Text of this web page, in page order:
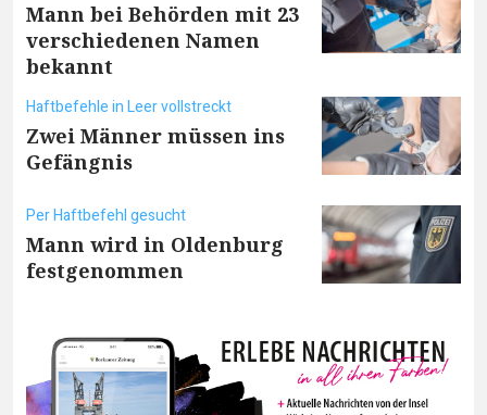
Mann bei Behörden mit 23
verschiedenen Namen
bekannt
Haftbefehle in Leer vollstreckt
Zwei Männer müssen ins
Gefängnis
Per Haftbefehl gesucht
Mann wird in Oldenburg
festgenommen